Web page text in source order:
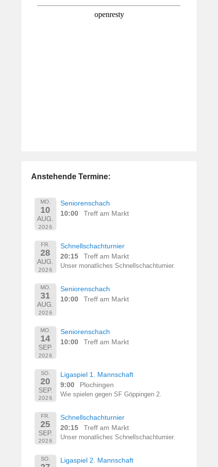
Anstehende Termine:
MO.
10
AUG.
2026
Seniorenschach
10:00
Treff am Markt
FR.
28
AUG.
2026
Schnellschachturnier
20:15
Treff am Markt
Unser monatliches Schnellschachturnier.
MO.
31
AUG.
2026
Seniorenschach
10:00
Treff am Markt
MO.
14
SEP.
2026
Seniorenschach
10:00
Treff am Markt
SO.
20
SEP.
2026
Ligaspiel 1. Mannschaft
9:00
Plochingen
Wie spielen gegen SF Göppingen 2.
FR.
25
SEP.
2026
Schnellschachturnier
20:15
Treff am Markt
Unser monatliches Schnellschachturnier.
SO.
Ligaspiel 2. Mannschaft